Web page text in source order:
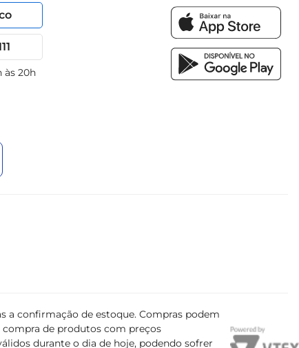
às 20h
a confirmação de estoque. Compras podem
compra de produtos com preços
durante o dia de hoje, podendo sofrer